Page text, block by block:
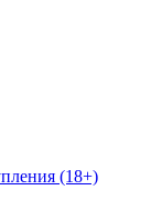
(18+)